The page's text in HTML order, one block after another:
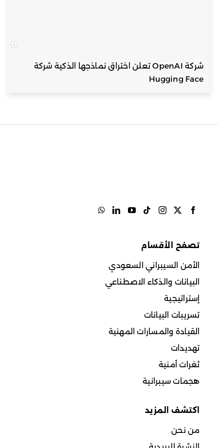
شركة OpenAI تعلن اختراق نماذجها الذكية شركة
Hugging Face
تصفح الأقسام
الأمن السيبراني السعودي
البيانات والذكاء الاصطناعي
إستراتيجية
تسريبات البيانات
القيادة والمسارات المهنية
تهديدات
ثغرات أمنية
هجمات سيبرانية
اكتشف المزيد
من نحن